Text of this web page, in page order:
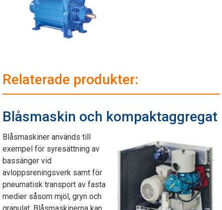
Relaterade produkter:
Blåsmaskin och kompaktaggregat
Blåsmaskiner används till
exempel för syresättning av
bassänger vid
avloppsreningsverk samt för
pneumatisk transport av fasta
medier såsom mjöl, gryn och
granulat. Blåsmaskinerna kan